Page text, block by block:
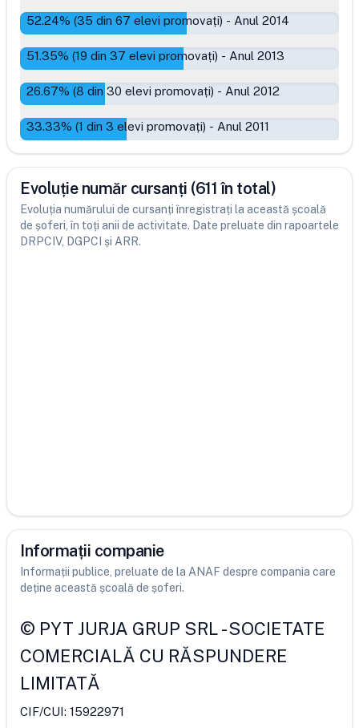
52.24% (35 din 67 elevi promovați) - Anul 2014
51.35% (19 din 37 elevi promovați) - Anul 2013
26.67% (8 din 30 elevi promovați) - Anul 2012
33.33% (1 din 3 elevi promovați) - Anul 2011
Evoluție număr cursanți (611 în total)
Evoluția numărului de cursanți înregistrați la această școală
de șoferi, în toți anii de activitate. Date preluate din rapoartele
DRPCIV, DGPCI și ARR.
Informații companie
Informații publice, preluate de la ANAF despre compania care
deține această școală de șoferi.
© PYT JURJA GRUP SRL-SOCIETATE
COMERCIALĂ CU RĂSPUNDERE
LIMITATĂ
CIF/CUI: 15922971